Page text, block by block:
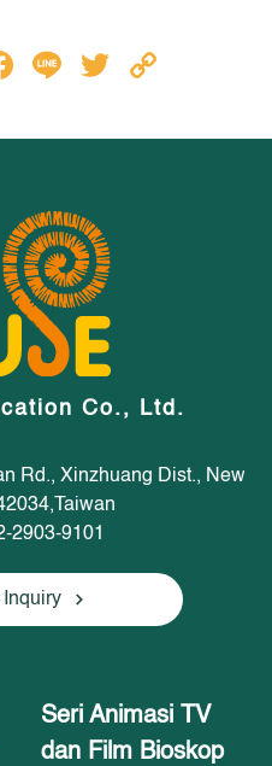
Facebook
LineTwitter
Co., Ltd.
Rd., Xinzhuang Dist., New
2903-9101
Inquiry
Seri Animasi TV
dan Film Bioskop